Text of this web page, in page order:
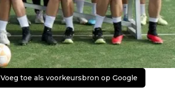
Voeg toe als voorkeursbron op Google